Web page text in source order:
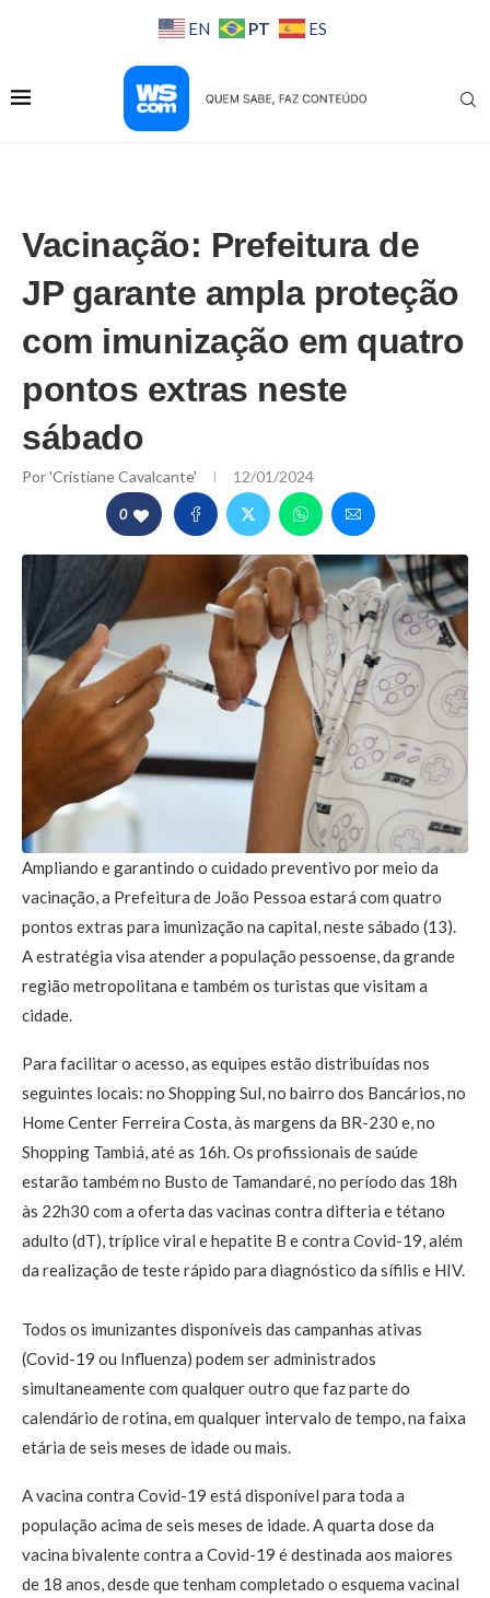
EN PT ES
Vacinação: Prefeitura de
JP garante ampla proteção
com imunização em quatro
pontos extras neste
sábado
Por'Cristiane Cavalcante' 12/01/2024
0
Ampliando e garantindo o cuidado preventivo por meio da
vacinação, a Prefeitura de João Pessoa estará com quatro
pontos extras para imunização na capital, neste sábado (13).
A estratégia visa atender a população pessoense, da grande
região metropolitana e também os turistas que visitam a
cidade.
Para facilitar o acesso, as equipes estão distribuídas nos
seguintes locais: no Shopping Sul, no bairro dos Bancários, no
Home Center Ferreira Costa, às margens da BR-230 e, no
Shopping Tambiá, até as 16h. Os profissionais de saúde
estarão também no Busto de Tamandaré, no período das 18h
às 22h30 com a oferta das vacinas contra difteria e tétano
adulto (dT), tríplice viral e hepatite B e contra Covid-19, além
da realização de teste rápido para diagnóstico da sífilis e HIV.
Todos os imunizantes disponíveis das campanhas ativas
(Covid-19 ou Influenza) podem ser administrados
simultaneamente com qualquer outro que faz parte do
calendário de rotina, em qualquer intervalo de tempo, na faixa
etária de seis meses de idade ou mais.
A vacina contra Covid-19 está disponível para toda a
população acima de seis meses de idade. A quarta dose da
vacina bivalente contra a Covid-19 é destinada aos maiores
de 18 anos, desde que tenham completado o esquema vacinal